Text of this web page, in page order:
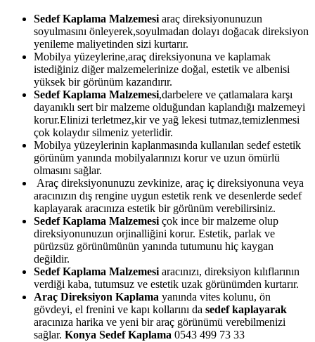
Sedef Kaplama Malzemesi araç direksiyonunuzun
soyulmasını önleyerek,soyulmadan dolayı doğacak direksiyon
yenileme maliyetinden sizi kurtarır.
Mobilya yüzeylerine,araç direksiyonuna ve kaplamak
istediğiniz diğer malzemelerinize doğal, estetik ve albenisi
yüksek bir görünüm kazandırır.
Sedef Kaplama Malzemesi,darbelere ve çatlamalara karşı
dayanıklı sert bir malzeme olduğundan kaplandığı malzemeyi
korur.Elinizi terletmez,kir ve yağ lekesi tutmaz,temizlenmesi
çok kolaydır silmeniz yeterlidir.
Mobilya yüzeylerinin kaplanmasında kullanılan sedef estetik
görünüm yanında mobilyalarınızı korur ve uzun ömürlü
olmasını sağlar.
Araç direksiyonunuzu zevkinize, araç iç direksiyonuna veya
aracınızın dış rengine uygun estetik renk ve desenlerde sedef
kaplayarak aracınıza estetik bir görünüm verebilirsiniz.
Sedef Kaplama Malzemesi çok ince bir malzeme olup
direksiyonunuzun orjinalliğini korur. Estetik, parlak ve
pürüzsüz görünümünün yanında tutumunu hiç kaygan
değildir.
Sedef Kaplama Malzemesi aracınızı, direksiyon kılıflarının
verdiği kaba, tutumsuz ve estetik uzak görünümden kurtarır.
Araç Direksiyon Kaplama yanında vites kolunu, ön
gövdeyi, el frenini ve kapı kollarını da sedef kaplayarak
aracınıza harika ve yeni bir araç görünümü verebilmenizi
sağlar. Konya Sedef Kaplama 0543 499 73 33